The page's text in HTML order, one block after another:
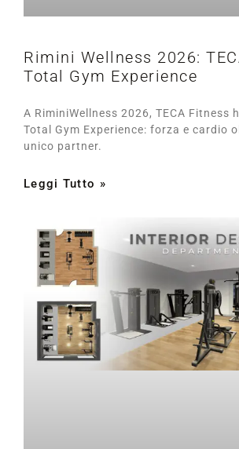
Rimini Wellness 2026:
Total Gym Experience
A RiminiWellness 2026, TECA Fitness
Total Gym Experience: forza e cardio
unico partner.
Leggi Tutto »